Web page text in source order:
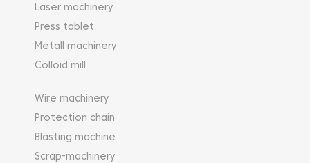
Laser machinery
Press tablet
Metall machinery
Colloid mill
Wire machinery
Protection chain
Blasting machine
Scrap-machinery